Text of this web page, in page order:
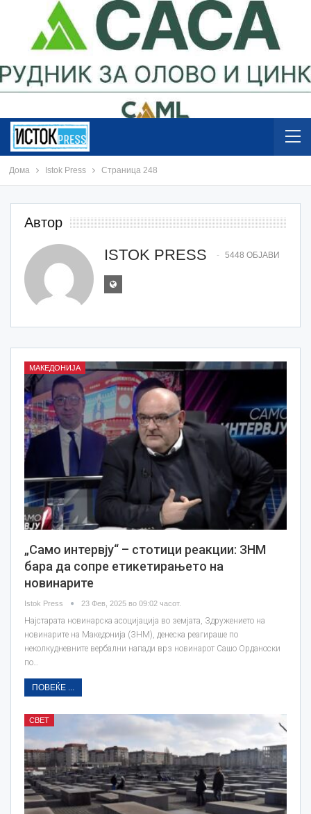
Дома Istok Press Страница 248
Автор
ISTOK PRESS 5448 ОБЈАВИ
МАКЕДОНИЈА
„Само интервју“ – стотици реакции: ЗНМ
бара да сопре етикетирањето на
новинарите
Istok Press 23 Фев, 2025 во 09:02 часот.
Најстарата новинарска асоцијација во земјата, Здружението на
новинарите на Македонија (ЗНМ), денеска реагираше по
неколкудневните вербални напади врз новинарот Сашо Орданоски
по…
ПОВЕЌЕ ...
СВЕТ